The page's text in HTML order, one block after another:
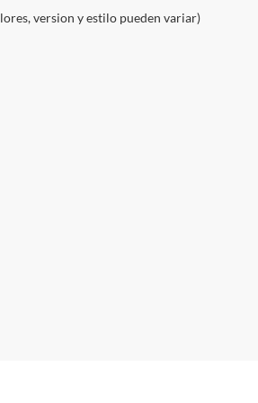
version y estilo pueden variar)